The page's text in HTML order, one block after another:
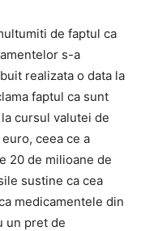
de faptul ca
s-a
realizata o data la
faptul ca sunt
cursul valutei de
ceea ce a
20 de milioane de
sustine ca cea
medicamentele din
un pret de